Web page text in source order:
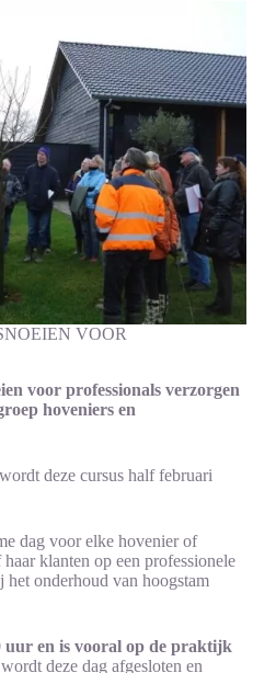
VOOR
voor professionals verzorgen
hoveniers en
deze cursus half februari
dag voor elke hovenier of
klanten op een professionele
onderhoud van hoogstam
uur en is vooral op de praktijk
deze dag afgesloten en